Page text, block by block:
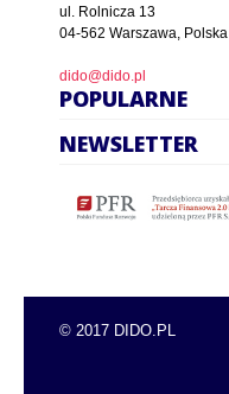
ul. Rolnicza 13
04-562 Warszawa, Polska
dido@dido.pl
POPULARNE
NEWSLETTER
© 2017 DIDO.PL